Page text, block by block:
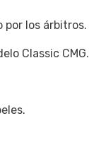
por los árbitros.
Classic CMG.